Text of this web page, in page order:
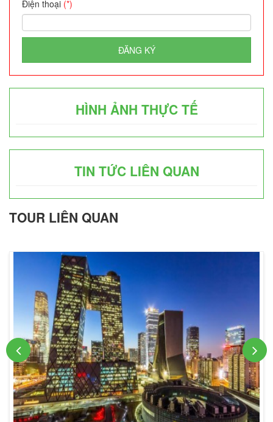
Điện thoại (*)
ĐĂNG KÝ
HÌNH ẢNH THỰC TẾ
TIN TỨC LIÊN QUAN
TOUR LIÊN QUAN